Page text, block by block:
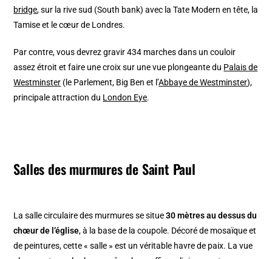
bridge, sur la rive sud (South bank) avec la Tate Modern en tête, la
Tamise et le cœur de Londres.
Par contre, vous devrez gravir 434 marches dans un couloir
assez étroit et faire une croix sur une vue plongeante du Palais de
Westminster (le Parlement, Big Ben et l’Abbaye de Westminster),
principale attraction du London Eye.
Salles des murmures de Saint Paul
La salle circulaire des murmures se situe30 mètres au dessus du
chœur de l’église, à la base de la coupole. Décoré de mosaïque et
de peintures, cette « salle » est un véritable havre de paix. La vue